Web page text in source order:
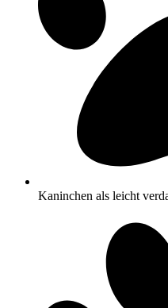
Kaninchen als leicht